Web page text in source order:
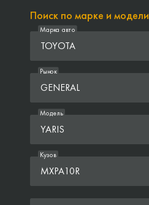
Поиск по марке и модели
TOYOTA
Марка авто
GENERAL
Рынок
YARIS
Модель
MXPA10R
Кузов